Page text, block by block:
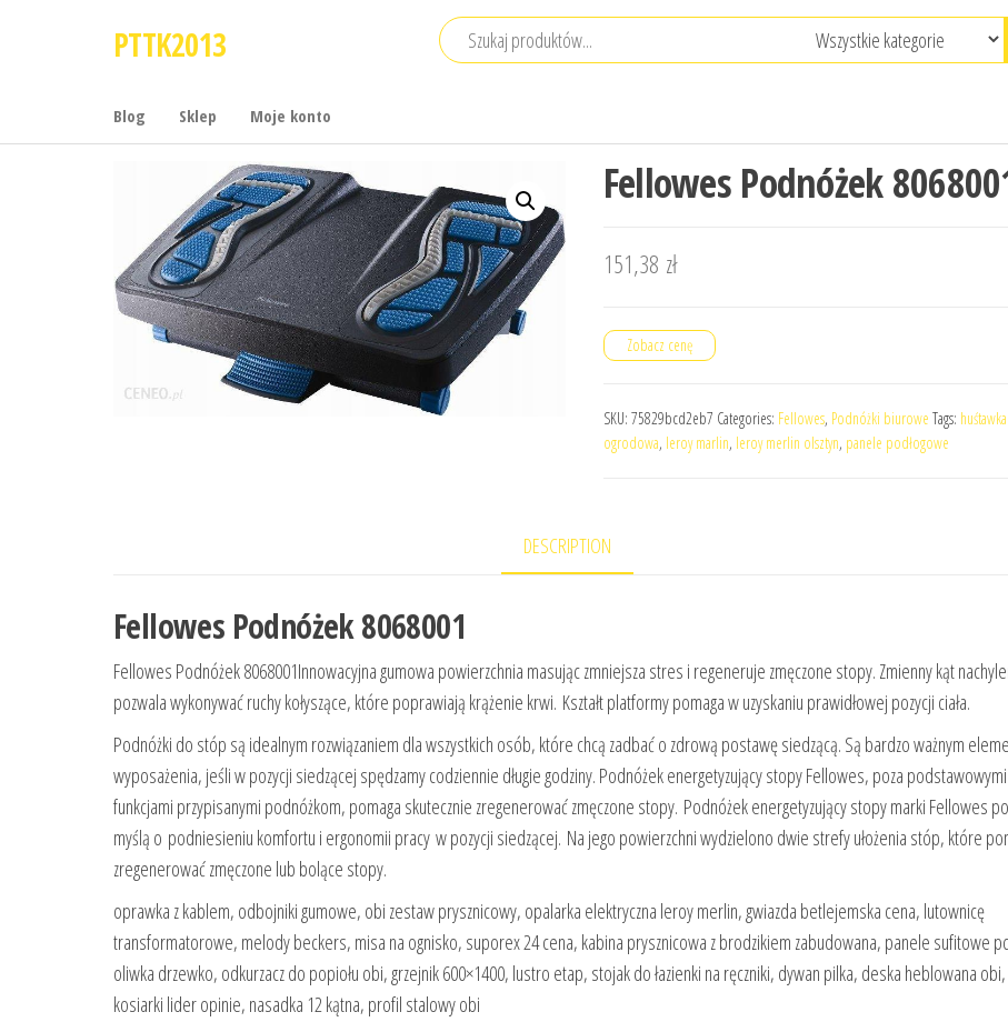
PTTK2013
Blog Sklep Moje konto
Fellowes Podnóżek
151,38 zł
Zobacz cenę
SKU: 75829bcd2eb7 Categories: Fellowes, Podnóżki biurowe Tags: huśtawka
ogrodowa, leroy marlin, leroy merlin olsztyn, panele podłogowe
DESCRIPTION
Fellowes Podnóżek 8068001
Fellowes Podnóżek 8068001Innowacyjna gumowa powierzchnia masując zmniejsza stres i regeneruje zmęczone stopy. Zmienny kąt
pozwala wykonywać ruchy kołyszące, które poprawiają krążenie krwi. Kształt platformy pomaga w uzyskaniu prawidłowej pozycji ciała.
Podnóżki do stóp są idealnym rozwiązaniem dla wszystkich osób, które chcą zadbać o zdrową postawę siedzącą. Są bardzo ważnym
wyposażenia, jeśli w pozycji siedzącej spędzamy codziennie długie godziny. Podnóżek energetyzujący stopy Fellowes, poza podstawowymi
funkcjami przypisanymi podnóżkom, pomaga skutecznie zregenerować zmęczone stopy. Podnóżek energetyzujący stopy marki Fellowes
myślą o podniesieniu komfortu i ergonomii pracy w pozycji siedzącej. Na jego powierzchni wydzielono dwie strefy ułożenia stóp, które
zregenerować zmęczone lub bolące stopy.
oprawka z kablem, odbojniki gumowe, obi zestaw prysznicowy, opalarka elektryczna leroy merlin, gwiazda betlejemska cena, lutownicę
transformatorowe, melody beckers, misa na ognisko, suporex 24 cena, kabina prysznicowa z brodzikiem zabudowana, panele sufitowe
oliwka drzewko, odkurzacz do popiołu obi, grzejnik 600×1400, lustro etap, stojak do łazienki na ręczniki, dywan pilka, deska heblowana obi,
kosiarki lider opinie, nasadka 12 kątna, profil stalowy obi